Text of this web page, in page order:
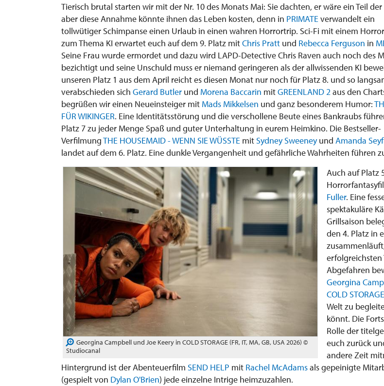
Tierisch brutal starten wir mit der Nr. 10 des Monats Mai: Sie dachten, er wäre ein Teil der
aber diese Annahme könnte ihnen das Leben kosten, denn in PRIMATEverwandelt ein
tollwütiger Schimpanse einen Urlaub in einen wahren Horrortrip. Sci-Fi mit einem
zum Thema KI erwartet euch auf dem 9. Platz mitChris Pratt und Rebecca Ferguson in
Seine Frau wurde ermordet und dazu wird LAPD-Detective Chris Raven auch noch des
bezichtigt und seine Unschuld muss er niemand geringeren als der allwissenden KI
unseren Platz 1 aus dem April reicht es diesen Monat nur noch für Platz 8. und so
verabschieden sich Gerard Butler und Morena Baccarin mitGREENLAND 2aus den
begrüßen wir einen Neueinsteiger mit Mads Mikkelsen und ganz besonderem Humor:
FÜR WIKINGER. Eine Identitätsstörung und die verschollene Beute eines Bankraubs
Platz 7 zu jeder Menge Spaß und guter Unterhaltung in eurem Heimkino. Die Bestseller-
VerfilmungTHE HOUSEMAID - WENN SIE WÜSSTE mit Sydney Sweeneyund Amanda
landet auf dem 6. Platz. Eine dunkle Vergangenheit und gefährliche Wahrheiten führen
Georgina Campbell und Joe Keery in COLD STORAGE (FR, IT, MA, GB, USA 2026) ©
Studiocanal
Auch auf Platz
Fuller. Eine
spektakuläre
Grillsaison
den 4. Platz in
erfolgreichsten
Abgefahren
Georgina
COLD STORAGE
Welt zu
könnt. Die
Rolle der
euch zurück
andere Zeit
Hintergrund ist der Abenteuerfilm SEND HELP mit Rachel McAdamsals gepeinigte
(gespielt von Dylan O'Brien) jede einzelne Intrige heimzuzahlen.